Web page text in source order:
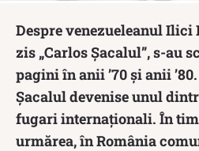
Despre venezueleanul Ilici
zis „Carlos Şacalul”, s-au
pagini în anii ’70 și anii
Șacalul devenise unul
fugari internaționali. În
urmărea, în România